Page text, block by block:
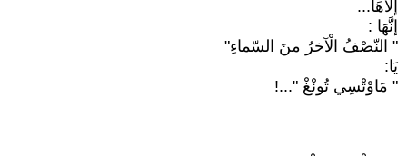
إلَّاهَا...
إنَّهَا :
" النّصْفُ الْآخرُ منَ السّماءِ"
يَا:
" مَاوْتْسِي تُونْغْ "...!